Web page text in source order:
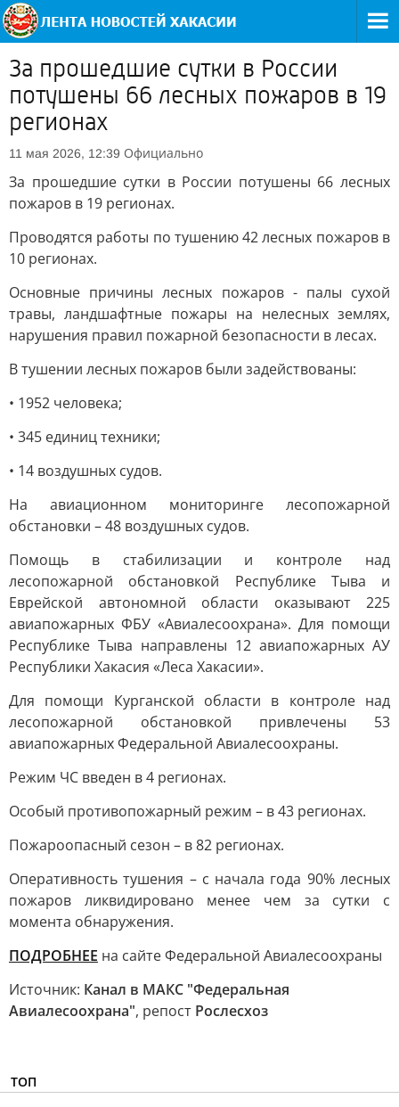
За прошедшие сутки в России
потушены 66 лесных пожаров в 19
регионах
11 мая 2026, 12:39 Официально
За прошедшие сутки в России потушены 66 лесных
пожаров в 19 регионах.
Проводятся работы по тушению 42 лесных пожаров в
10 регионах.
Основные причины лесных пожаров - палы сухой
травы, ландшафтные пожары на нелесных землях,
нарушения правил пожарной безопасности в лесах.
В тушении лесных пожаров были задействованы:
• 1952 человека;
• 345 единиц техники;
• 14 воздушных судов.
На авиационном мониторинге лесопожарной
обстановки – 48 воздушных судов.
Помощь в стабилизации и контроле над
лесопожарной обстановкой Республике Тыва и
Еврейской автономной области оказывают 225
авиапожарных ФБУ «Авиалесоохрана». Для помощи
Республике Тыва направлены 12 авиапожарных АУ
Республики Хакасия «Леса Хакасии».
Для помощи Курганской области в контроле над
лесопожарной обстановкой привлечены 53
авиапожарных Федеральной Авиалесоохраны.
Режим ЧС введен в 4 регионах.
Особый противопожарный режим – в 43 регионах.
Пожароопасный сезон – в 82 регионах.
Оперативность тушения – с начала года 90% лесных
пожаров ликвидировано менее чем за сутки с
момента обнаружения.
ПОДРОБНЕЕ на сайте Федеральной Авиалесоохраны
Источник: Канал в МАКС "Федеральная
Авиалесоохрана", репост Рослесхоз
ТОП